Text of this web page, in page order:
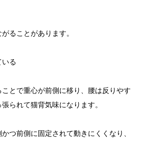
ることがあります。
いる
とで重心が前側に移り、腰は反りやす
られて猫背気味になります。
つ前側に固定されて動きにくくなり、